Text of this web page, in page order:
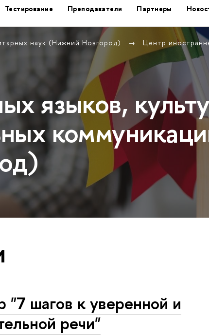
Тестирование Преподаватели Партнеры
наук (Нижний Новгород)
Центр
языков,
"7 шагов к уверенной и
речи"